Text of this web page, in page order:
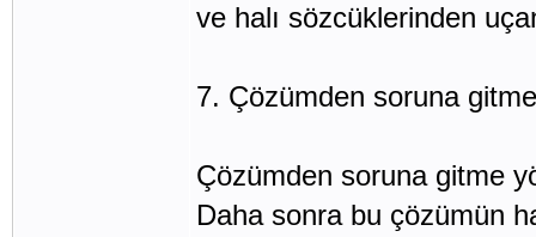
ve halı sözcüklerinden
7. Çözümden soruna
Çözümden soruna gitme
Daha sonra bu çözümün